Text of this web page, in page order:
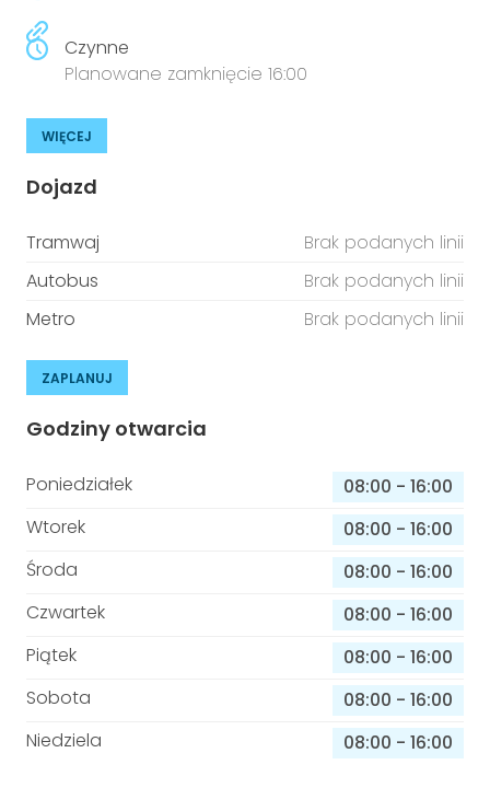
Czynne
Planowane zamknięcie 16:00
WIĘCEJ
Dojazd
Tramwaj
Brak podanych linii
Autobus
Brak podanych linii
Metro
Brak podanych linii
ZAPLANUJ
Godziny otwarcia
Poniedziałek 08:00 - 16:00
Wtorek
08:00 - 16:00
Środa
08:00 - 16:00
Czwartek
08:00 - 16:00
Piątek
08:00 - 16:00
Sobota
08:00 - 16:00
Niedziela
08:00 - 16:00